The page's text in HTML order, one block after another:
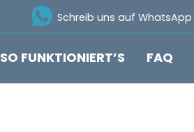
Schreib uns auf WhatsApp
SO FUNKTIONIERT’S FAQ